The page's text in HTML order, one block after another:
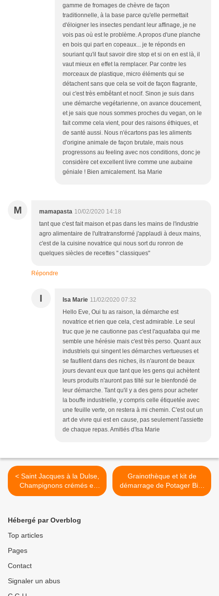
gamme de fromages de chèvre de façon
traditionnelle, à la base parce qu'elle permettait
d'éloigner les insectes pendant leur affinage, je ne
vois pas où est le problème. A propos d'une planche
en bois qui part en copeaux... je te réponds en
souriant qu'il faut savoir dire stop et si on en est là, il
vaut mieux en effet la remplacer. Par contre les
morceaux de plastique, micro éléments qui se
détachent sans que cela se voit de façon flagrante,
oui c'est très embêtant et nocif. Sinon je suis dans
une démarche vegétarienne, on avance doucement,
et je sais que nous sommes proches du vegan, on le
fait comme cela vient, pour des raisons éthiques, et
de santé aussi. Nous n'écartons pas les aliments
d'origine animale de façon brutale, mais nous
progressons au feeling avec nos conditions, donc je
considère cet excellent livre comme une aubaine
géniale ! Bien amicalement. Isa Marie
M mamapasta 10/02/2020 14:18
tant que c'est fait maison et pas dans les mains de l'industrie
agro alimentaire de l'ultratransformé j'applaudi à deux mains,
c'est de la cuisine novatrice qui nous sort du ronron de
quelques siècles de recettes " classiques"
Répondre
I Isa Marie 11/02/2020 07:32
Hello Eve, Oui tu as raison, la démarche est
novatrice et rien que cela, c'est admirable. Le seul
truc que je ne cautionne pas c'est l'aquafaba qui me
semble une hérésie mais c'est très perso. Quant aux
industriels qui singent les démarches vertueuses et
se faufilent dans des niches, ils n'auront de beaux
jours devant eux que tant que les gens qui achètent
leurs produits n'auront pas tilté sur le bienfondé de
leur démarche. Tant qu'il y a des gens pour acheter
la bouffe industrielle, y compris celle étiquetée avec
une feuille verte, on restera à mi chemin. C'est out un
art de vivre qui est en cause, pas seulement l'assiette
de chaque repas. Amitiés d'Isa Marie
< Saint Jacques à la Dulse,
Champignons crémés et
chiffonnade d'Epinards
Grainothèque et kit de
démarrage de Potager Bio,
par Terre Vivante >
Hébergé par Overblog
Top articles
Pages
Contact
Signaler un abus